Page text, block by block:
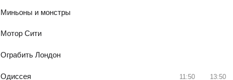
Миньоны и монстры
Мотор Сити
Ограбить Лондон
Одиссея 11:50 13:50